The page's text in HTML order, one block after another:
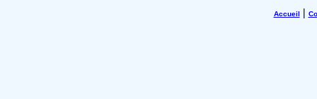
Accueil |